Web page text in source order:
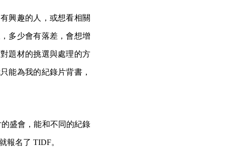
興趣的人，或想看相關
多少會有落差，會想增
題材的挑選與處理的方
能為我的紀錄片背書，
盛會，能和不同的紀錄
報名了 TIDF。